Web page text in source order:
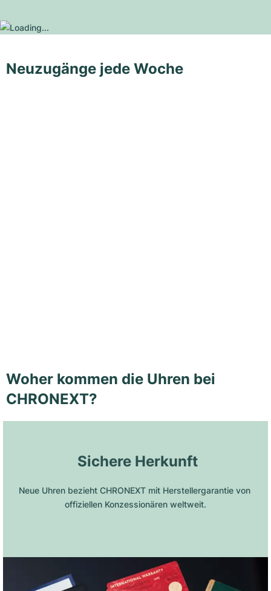
Neuzugänge jede Woche
Woher kommen die Uhren bei
CHRONEXT?
Sichere Herkunft
Neue Uhren bezieht CHRONEXT mit Herstellergarantie von
offiziellen Konzessionären weltweit.